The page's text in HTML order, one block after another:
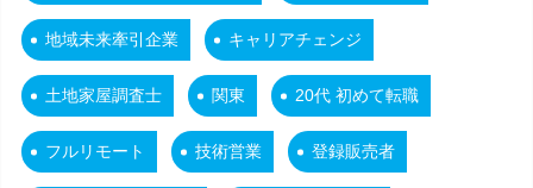
地域未来牽引企業 キャリアチェンジ
土地家屋調査士 関東 20代 初めて転職
フルリモート 技術営業 登録販売者